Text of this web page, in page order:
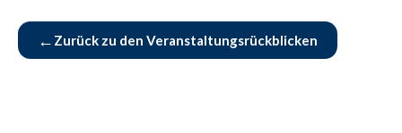
← Zurück zu den Veranstaltungsrückblicken